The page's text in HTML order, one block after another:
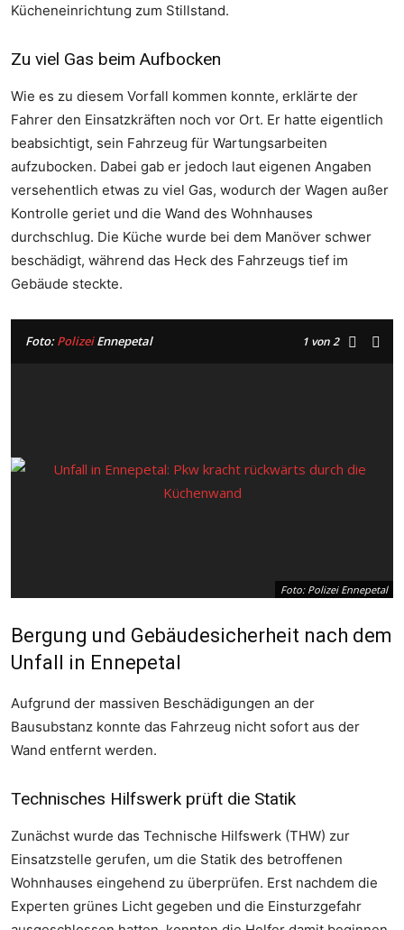
Kücheneinrichtung zum Stillstand.
Zu viel Gas beim Aufbocken
Wie es zu diesem Vorfall kommen konnte, erklärte der
Fahrer den Einsatzkräften noch vor Ort. Er hatte eigentlich
beabsichtigt, sein Fahrzeug für Wartungsarbeiten
aufzubocken. Dabei gab er jedoch laut eigenen Angaben
versehentlich etwas zu viel Gas, wodurch der Wagen außer
Kontrolle geriet und die Wand des Wohnhauses
durchschlug. Die Küche wurde bei dem Manöver schwer
beschädigt, während das Heck des Fahrzeugs tief im
Gebäude steckte.
Foto:PolizeiEnnepetal 1 von 2
Foto: Polizei Ennepetal
Bergung und Gebäudesicherheit nach dem
Unfall in Ennepetal
Aufgrund der massiven Beschädigungen an der
Bausubstanz konnte das Fahrzeug nicht sofort aus der
Wand entfernt werden.
Technisches Hilfswerk prüft die Statik
Zunächst wurde das Technische Hilfswerk (THW) zur
Einsatzstelle gerufen, um die Statik des betroffenen
Wohnhauses eingehend zu überprüfen. Erst nachdem die
Experten grünes Licht gegeben und die Einsturzgefahr